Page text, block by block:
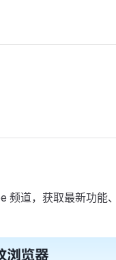
频道，获取最新功能